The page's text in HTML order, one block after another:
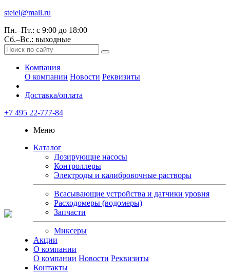
steiel@mail.ru
Пн.–Пт.: с 9:00 до 18:00
Сб.–Вс.: выходные
Компания
О компании Новости Реквизиты
Доставка/оплата
+7 495 22-777-84
Меню
Каталог
Дозирующие насосы
Контроллеры
Электроды и калибровочные растворы
Всасывающие устройства и датчики уровня
Расходомеры (водомеры)
Запчасти
Миксеры
Акции
О компании
О компании Новости Реквизиты
Контакты